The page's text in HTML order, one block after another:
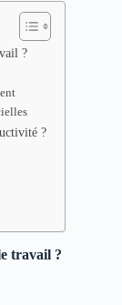
?
?
travail ?